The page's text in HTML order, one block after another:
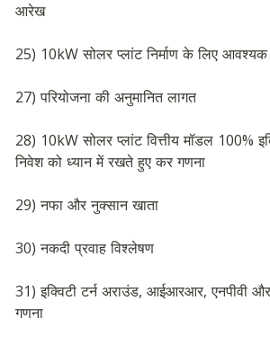
आरेख
25) 10kW सोलर प्लांट निर्माण के लिए आवश्यक
27) परियोजना की अनुमानित लागत
28) 10kW सोलर प्लांट वित्तीय मॉडल 100%
निवेश को ध्यान में रखते हुए कर गणना
29) नफा और नुक्सान खाता
30) नकदी प्रवाह विश्लेषण
31) इक्विटी टर्न अराउंड, आईआरआर, एनपीवी
गणना